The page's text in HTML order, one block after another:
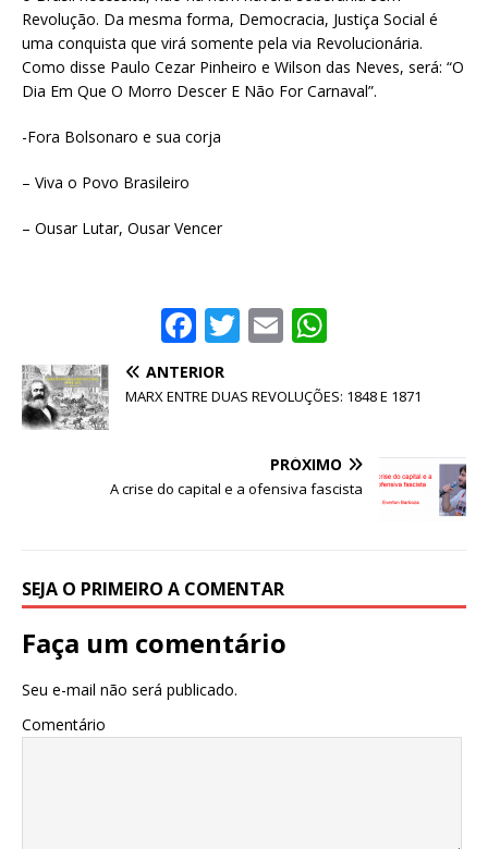
Revolução. Da mesma forma, Democracia, Justiça Social é
uma conquista que virá somente pela via Revolucionária.
Como disse Paulo Cezar Pinheiro e Wilson das Neves, será: “O
Dia Em Que O Morro Descer E Não For Carnaval”.
-Fora Bolsonaro e sua corja
– Viva o Povo Brasileiro
– Ousar Lutar, Ousar Vencer
F
a
c
o
T
it
E
ai at
A
p
ANTERIOR
MARX ENTRE DUAS REVOLUÇÕES: 1848 E 1871
PRÓXIMO
A crise do capital e a ofensiva fascista
SEJA O PRIMEIRO A COMENTAR
Faça um comentário
Seu e-mail não será publicado.
Comentário